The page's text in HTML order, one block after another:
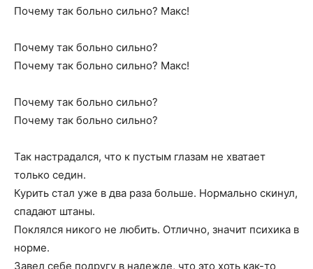
Почему так больно сильно? Макс!
Почему так больно сильно?
Почему так больно сильно? Макс!
Почему так больно сильно?
Почему так больно сильно?
Так настрадался, что к пустым глазам не хватает
только седин.
Курить стал уже в два раза больше. Нормально скинул,
спадают штаны.
Поклялся никого не любить. Отлично, значит психика в
норме.
Завел себе подругу в надежде, что это хоть как-то